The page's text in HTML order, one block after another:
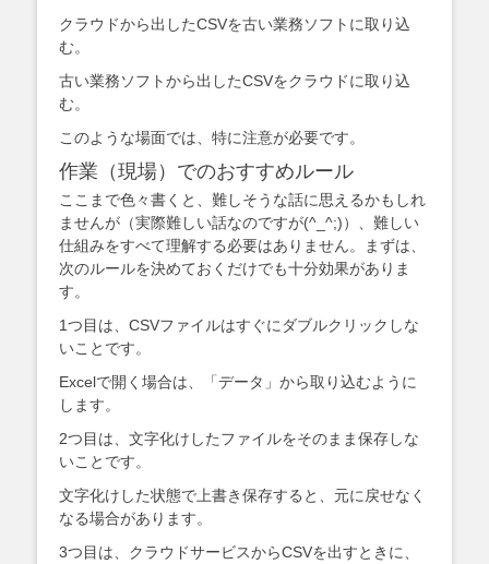
クラウドから出したCSVを古い業務ソフトに取り込
む。
古い業務ソフトから出したCSVをクラウドに取り込
む。
このような場面では、特に注意が必要です。
作業（現場）でのおすすめルール
ここまで色々書くと、難しそうな話に思えるかもしれ
ませんが（実際難しい話なのですが(^_^;)）、難しい
仕組みをすべて理解する必要はありません。まずは、
次のルールを決めておくだけでも十分効果がありま
す。
1つ目は、CSVファイルはすぐにダブルクリックしな
いことです。
Excelで開く場合は、「データ」から取り込むように
します。
2つ目は、文字化けしたファイルをそのまま保存しな
いことです。
文字化けした状態で上書き保存すると、元に戻せなく
なる場合があります。
3つ目は、クラウドサービスからCSVを出すときに、